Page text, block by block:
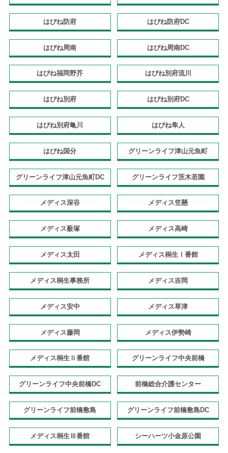
はぴね防府 はぴね防府DC
はぴね周南 はぴね周南DC
はぴね福岡野芥 はぴね別府流川
はぴね別府 はぴね別府DC
はぴね別府亀川 はぴね隼人
はぴね国分 グリーンライフ津山元魚町
グリーンライフ津山元魚町DC グリーンライフ茨木若園
メディス深谷 メディス笠懸
メディス薮塚 メディス高崎
メディス太田 メディス桐生Ⅰ番館
メディス桐生事務所 メディス吉岡
メディス安中 メディス草津
メディス藤岡 メディス伊勢崎
メディス桐生Ⅱ番館 グリーンライフ中央前橋
グリーンライフ中央前橋DC 前橋総合介護センター
グリーンライフ前橋敷島 グリーンライフ前橋敷島DC
メディス桐生Ⅲ番館 シーハーツ小金原公園